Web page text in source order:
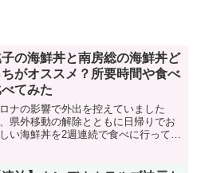
の海鮮丼と南房総の海鮮丼ど
ちがオススメ？所要時間や食べ
べてみた
ナの影響で外出を控えていました
県外移動の解除とともに日帰りでお
い海鮮丼を2週連続で食べに行って来